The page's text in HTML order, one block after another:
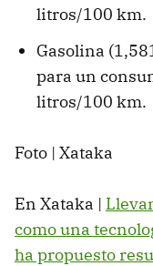
litros/100 km.
Gasolina
para un
litros/100 km.
Foto | Xataka
En Xataka |
como una
ha propuesto